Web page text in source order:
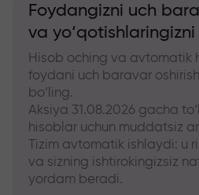
Foydangizni uch
va
Hisob oching va avtomatik
foydani uch baravar
bo‘ling.
Aksiya 31.08.2026 gacha
hisoblar uchun muddatsiz
Tizim avtomatik ishlaydi: u
va sizning ishtirokingizsiz
yordam beradi.